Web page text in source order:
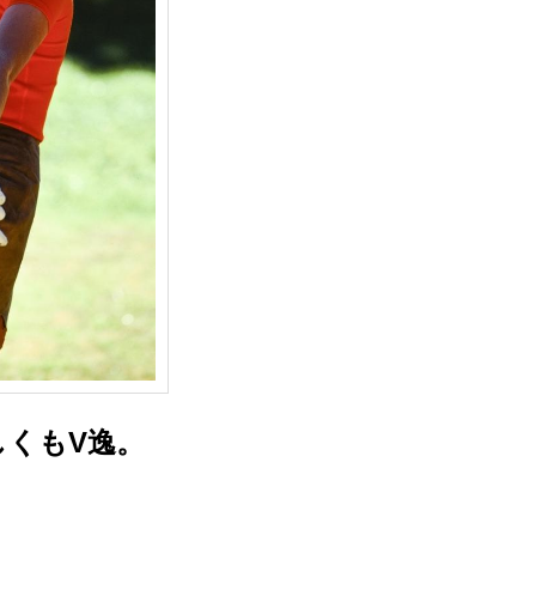
もV逸。